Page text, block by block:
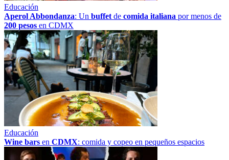
Educación
Aperol Abbondanza: Un buffet de comida italiana por menos de
200 pesos en CDMX
Educación
Wine bars en CDMX: comida y copeo en pequeños espacios